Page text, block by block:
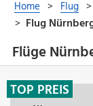
Flüge
TOP PREIS